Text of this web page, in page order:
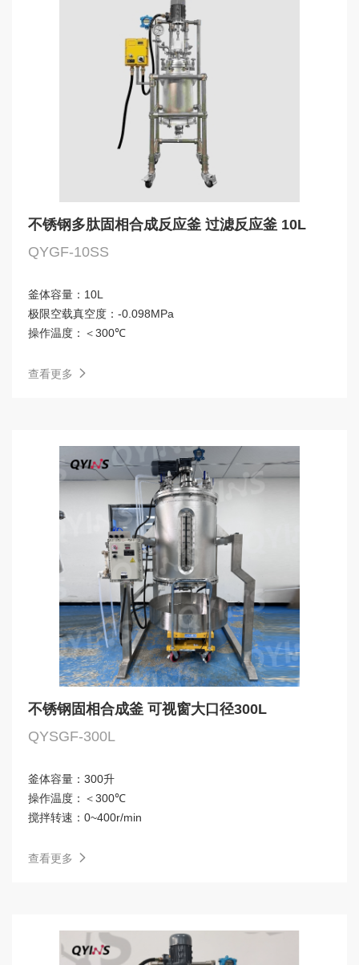
不锈钢多肽固相合成反应釜 过滤反应釜 10L
QYGF-10SS
釜体容量： 10L
极限空载真空度： -0.098MPa
操作温度： ＜300℃
查看更多
不锈钢固相合成釜 可视窗大口径300L
QYSGF-300L
釜体容量： 300升
操作温度： ＜300℃
搅拌转速： 0~400r/min
查看更多